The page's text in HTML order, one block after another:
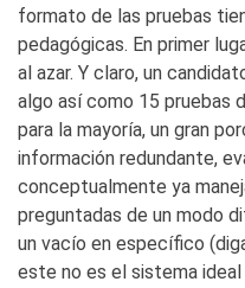
formato de las pruebas
pedagógicas. En primer
al azar. Y claro, un
algo así como 15 pruebas
para la mayoría, un gran
información redundante,
conceptualmente ya
preguntadas de un modo
un vacío en específico
este no es el sistema